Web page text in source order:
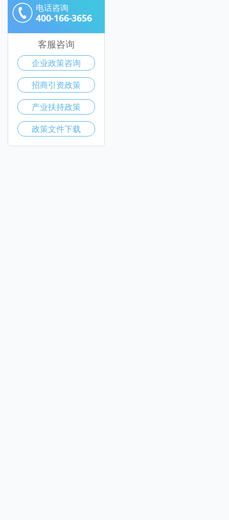
电话咨询
400-166-3656
客服咨询
企业政策咨询
招商引资政策
产业扶持政策
政策文件下载